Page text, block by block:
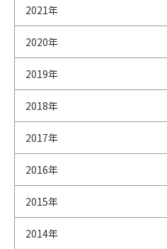
2021年
2020年
2019年
2018年
2017年
2016年
2015年
2014年